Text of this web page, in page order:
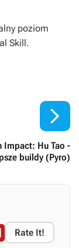
poziom
Skill.
Impact: Hu Tao -
buildy (Pyro)

Rate It!